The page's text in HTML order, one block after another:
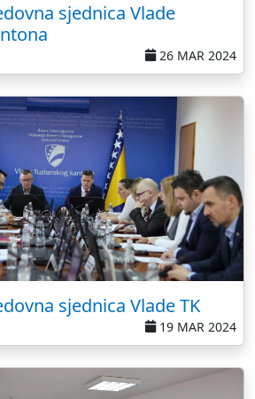
sjednica Vlade
26 MAR 2024
sjednica Vlade TK
19 MAR 2024